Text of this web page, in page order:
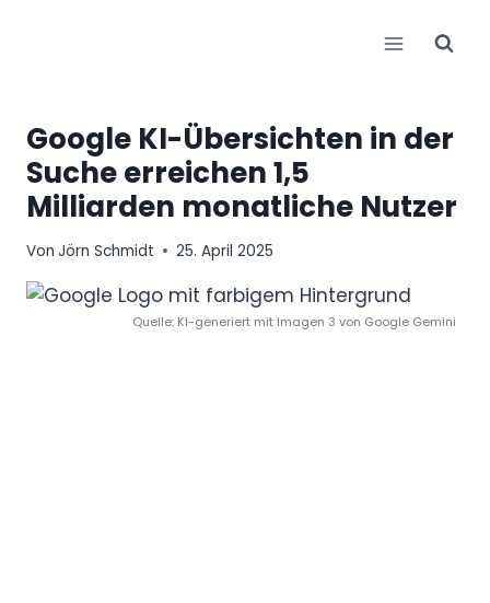
Google KI-Übersichten in der
Suche erreichen 1,5
Milliarden monatliche Nutzer
Von Jörn Schmidt 25. April 2025
Quelle: KI-generiert mit Imagen 3 von Google Gemini